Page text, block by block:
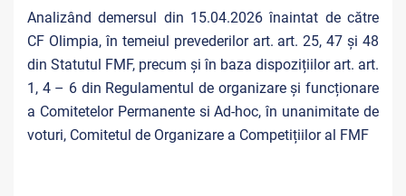
Analizând demersul din 15.04.2026 înaintat de către
CF Olimpia, în temeiul prevederilor art. art. 25, 47 și 48
din Statutul FMF, precum și în baza dispozițiilor art. art.
1, 4 – 6 din Regulamentul de organizare și funcționare
a Comitetelor Permanente si Ad-hoc, în unanimitate de
voturi, Comitetul de Organizare a Competițiilor al FMF